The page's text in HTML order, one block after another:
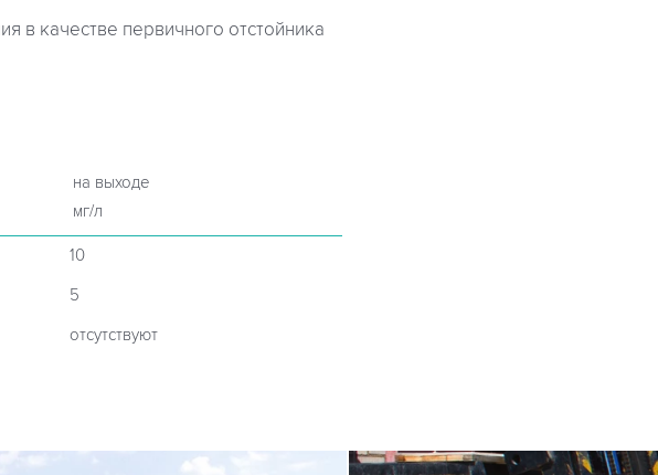
в качестве первичного отстойника
на выходе
мг/л
10
5
отсутствуют